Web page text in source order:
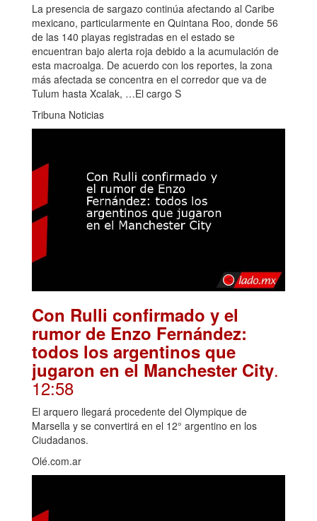
La presencia de sargazo continúa afectando al Caribe
mexicano, particularmente en Quintana Roo, donde 56
de las 140 playas registradas en el estado se
encuentran bajo alerta roja debido a la acumulación de
esta macroalga. De acuerdo con los reportes, la zona
más afectada se concentra en el corredor que va de
Tulum hasta Xcalak, …El cargo S
Tribuna Noticias
Con Rulli confirmado y el
rumor de Enzo Fernández:
todos los argentinos que
jugaron en el Manchester City.
12:58
El arquero llegará procedente del Olympique de
Marsella y se convertirá en el 12° argentino en los
Ciudadanos.
Olé.com.ar